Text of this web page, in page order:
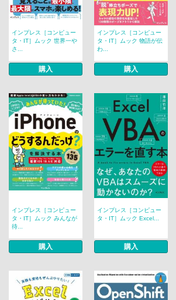
インプレス［コンピュー
タ・IT］ムック 世界一や
さ...
購入
インプレス［コンピュー
タ・IT］ムック 物語が伝
わ...
購入
インプレス［コンピュー
タ・IT］ムック みんなが
待...
購入
インプレス［コンピュー
タ・IT］ムック Excel...
購入